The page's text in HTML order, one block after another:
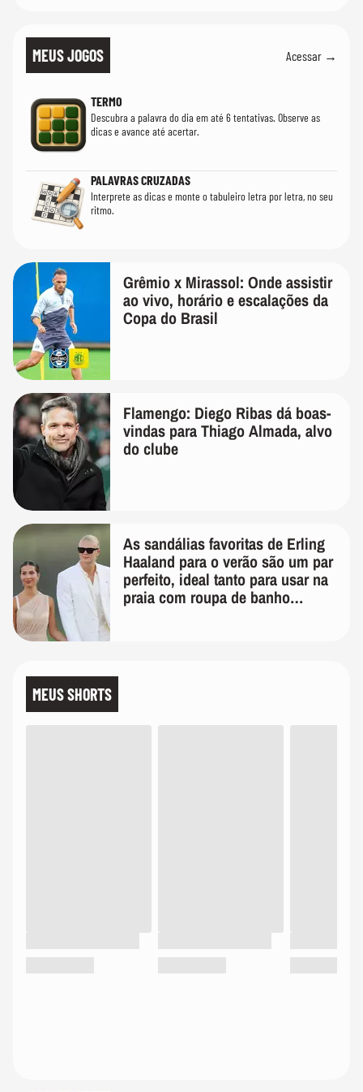
MEUS JOGOS Acessar →
TERMO
Descubra a palavra do dia em até 6 tentativas. Observe as
dicas e avance até acertar.
PALAVRAS CRUZADAS
Interprete as dicas e monte o tabuleiro letra por letra, no seu
ritmo.
Grêmio x Mirassol: Onde assistir
ao vivo, horário e escalações da
Copa do Brasil
Flamengo: Diego Ribas dá boas-
vindas para Thiago Almada, alvo
do clube
As sandálias favoritas de Erling
Haaland para o verão são um par
perfeito, ideal tanto para usar na
praia com roupa de banho
MEUS SHORTS